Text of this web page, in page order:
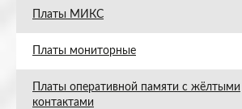
Платы МИКС
Платы мониторные
Платы оперативной памяти с жёлтыми
контактами